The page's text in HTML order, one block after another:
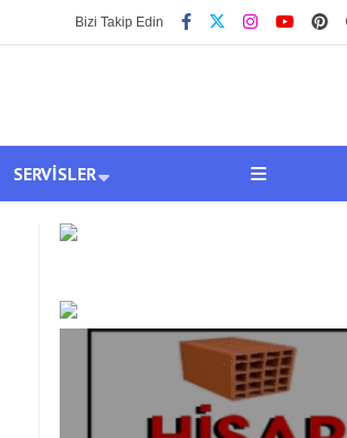
Bizi Takip Edin
SERVISLER